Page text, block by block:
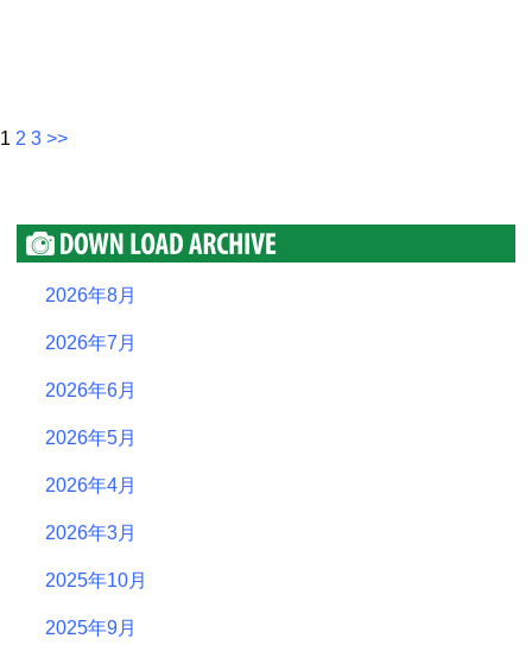
1 2 3 >>
2026年8月
2026年7月
2026年6月
2026年5月
2026年4月
2026年3月
2025年10月
2025年9月